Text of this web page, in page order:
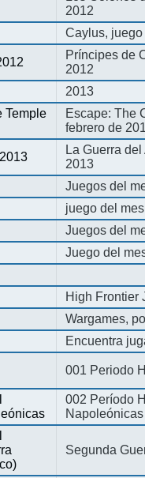
2012
Caylus,
Príncipes de
2012
2013
Temple
Escape: The
febrero de
La Guerra
2013
Juegos del
juego del
Juegos del
Juego del
High Frontier
Wargames,
Encuentra
001 Periodo
002 Período
Napoleónicas
Segunda